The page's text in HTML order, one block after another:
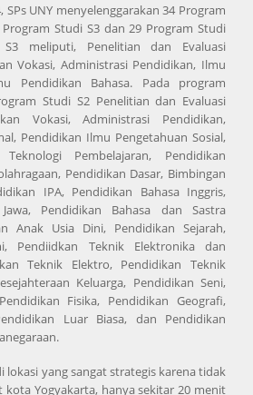
UNY menyelenggarakan 34 Program
Studi S3 dan 29 Program Studi
meliputi, Penelitian dan Evaluasi
Vokasi, Administrasi Pendidikan, Ilmu
Pendidikan Bahasa. Pada program
Studi S2 Penelitian dan Evaluasi
Vokasi, Administrasi Pendidikan,
Pendidikan Ilmu Pengetahuan Sosial,
Pembelajaran, Pendidikan
Pendidikan Dasar, Bimbingan
IPA, Pendidikan Bahasa Inggris,
Pendidikan Bahasa dan Sastra
Anak Usia Dini, Pendidikan Sejarah,
Pendiidkan Teknik Elektronika dan
Teknik Elektro, Pendidikan Teknik
Keluarga, Pendidikan Seni,
Fisika, Pendidikan Geografi,
Luar Biasa, dan Pendidikan
yang sangat strategis karena tidak
Yogyakarta, hanya sekitar 20 menit